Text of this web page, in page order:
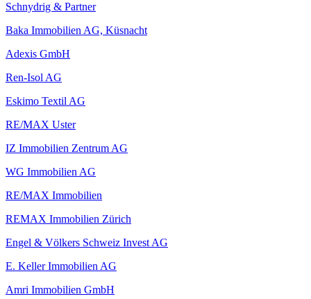
Schnydrig & Partner
Baka Immobilien AG, Küsnacht
Adexis GmbH
Ren-Isol AG
Eskimo Textil AG
RE/MAX Uster
IZ Immobilien Zentrum AG
WG Immobilien AG
RE/MAX Immobilien
REMAX Immobilien Zürich
Engel & Völkers Schweiz Invest AG
E. Keller Immobilien AG
Amri Immobilien GmbH